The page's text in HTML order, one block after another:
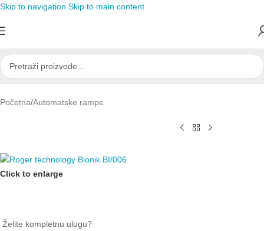
Skip to navigation Skip to main content
Početna/Automatske rampe
Click to enlarge
Želite kompletnu ulugu?